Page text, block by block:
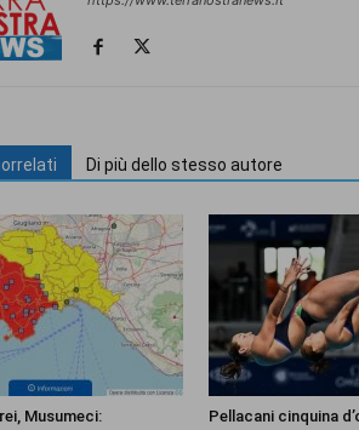
Di più dello stesso autore
Musumeci:
Pellacani cinquina